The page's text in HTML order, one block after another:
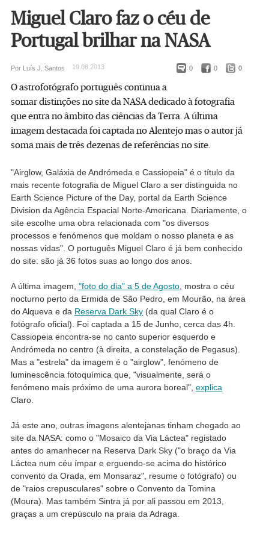
Miguel Claro faz o céu de
Portugal brilhar na NASA
0 0 0
Por Luís J. Santos 19.08.2013
O astrofotógrafo português continua a
somar distinções no site da NASA dedicado à fotografia
que entra no âmbito das ciências da Terra. A última
imagem destacada foi captada no Alentejo mas o autor já
soma mais de três dezenas de referências no site.
"Airglow, Galáxia de Andrómeda e Cassiopeia" é o título da
mais recente fotografia de Miguel Claro a ser distinguida no
Earth Science Picture of the Day, portal da Earth Science
Division da Agência Espacial Norte-Americana. Diariamente, o
site escolhe uma obra relacionada com "os diversos
processos e fenómenos que moldam o nosso planeta e as
nossas vidas". O português Miguel Claro é já bem conhecido
do site: são já 36 fotos suas ao longo dos anos.
A última imagem, "foto do dia" a 5 de Agosto, mostra o céu
nocturno perto da Ermida de São Pedro, em Mourão, na área
do Alqueva e da Reserva Dark Sky(da qual Claro é o
fotógrafo oficial). Foi captada a 15 de Junho, cerca das 4h.
Cassiopeia encontra-se no canto superior esquerdo e
Andrómeda no centro (à direita, a constelação de Pegasus).
Mas a "estrela" da imagem é o "airglow", fenómeno de
luminescência fotoquímica que, "visualmente, será o
fenómeno mais próximo de uma aurora boreal", explica
Claro.
Já este ano, outras imagens alentejanas tinham chegado ao
site da NASA: como o "Mosaico da Via Láctea" registado
antes do amanhecer na Reserva Dark Sky ("o braço da Via
Láctea num céu ímpar e erguendo-se acima do histórico
convento da Orada, em Monsaraz", resume o fotógrafo) ou
de "raios crepusculares" sobre o Convento da Tomina
(Moura). Mas também Sintra já por ali passou em 2013,
graças a um crepúsculo na praia da Adraga.